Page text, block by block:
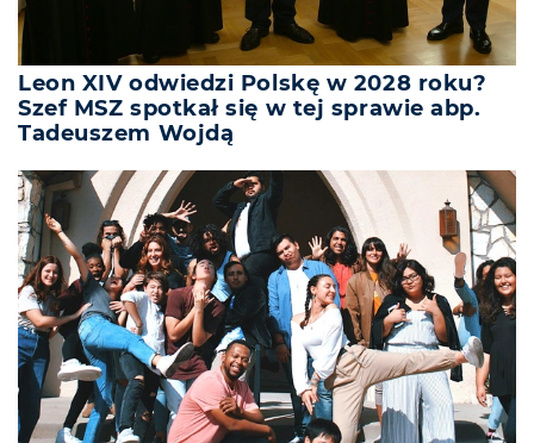
Leon XIV odwiedzi Polskę w 2028 roku?
Szef MSZ spotkał się w tej sprawie abp.
Tadeuszem Wojdą